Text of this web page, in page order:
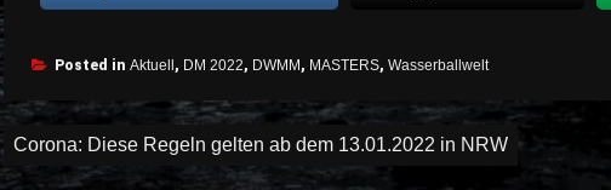
Posted in Aktuell , DM 2022, DWMM , MASTERS, Wasserballwelt
Beitragsnavigation
Corona: Diese Regeln gelten ab dem 13.01.2022 in NRW